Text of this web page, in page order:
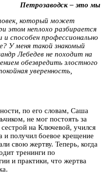
Петрозаводск – это мы
который может
этом неплохо разбирается
способен профессионально
У меня такой знакомый
Лебедев не походит на
обезвредить злостного
уверенность,
по его словам, Саша
не мог постоять за
на Ключевой, учился
получил боевое крещение
свою жертву. Теперь, когда
тренинги по
и практики, что жертва